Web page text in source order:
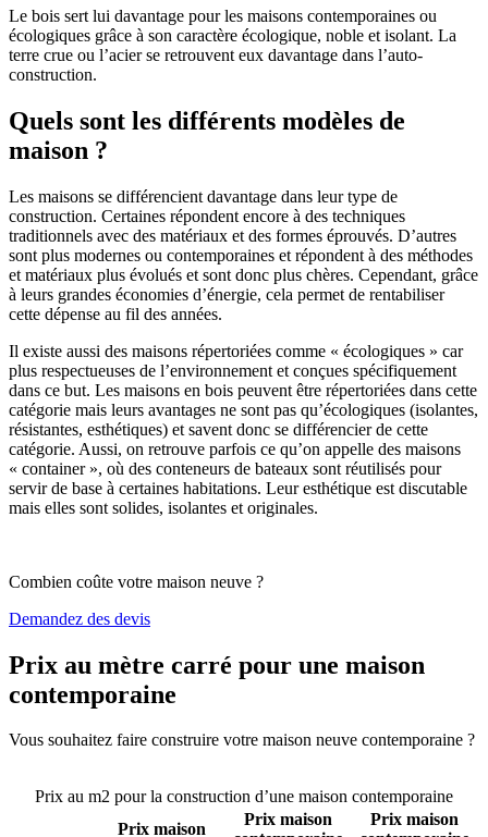
Le bois sert lui davantage pour les maisons contemporaines ou
écologiques grâce à son caractère écologique, noble et isolant. La
terre crue ou l’acier se retrouvent eux davantage dans l’auto-
construction.
Quels sont les différents modèles de
maison ?
Les maisons se différencient davantage dans leur type de
construction. Certaines répondent encore à des techniques
traditionnels avec des matériaux et des formes éprouvés. D’autres
sont plus modernes ou contemporaines et répondent à des méthodes
et matériaux plus évolués et sont donc plus chères. Cependant, grâce
à leurs grandes économies d’énergie, cela permet de rentabiliser
cette dépense au fil des années.
Il existe aussi des maisons répertoriées comme « écologiques » car
plus respectueuses de l’environnement et conçues spécifiquement
dans ce but. Les maisons en bois peuvent être répertoriées dans cette
catégorie mais leurs avantages ne sont pas qu’écologiques (isolantes,
résistantes, esthétiques) et savent donc se différencier de cette
catégorie. Aussi, on retrouve parfois ce qu’on appelle des maisons
« container », où des conteneurs de bateaux sont réutilisés pour
servir de base à certaines habitations. Leur esthétique est discutable
mais elles sont solides, isolantes et originales.
Combien coûte votre maison neuve ?
Demandez des devis
Prix au mètre carré pour une maison
contemporaine
Vous souhaitez faire construire votre maison neuve contemporaine ?
Prix au m2 pour la construction d’une maison contemporaine
Prix maison
Prix maison
Prix maison